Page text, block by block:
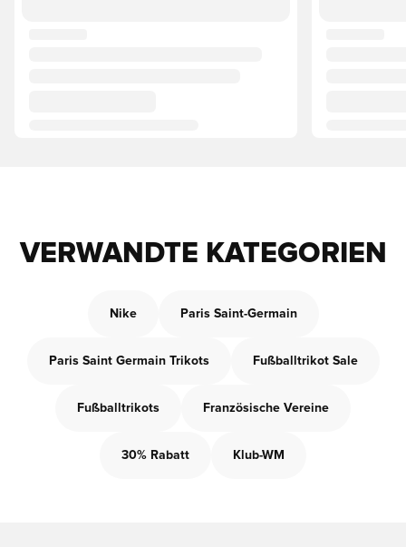
VERWANDTE KATEGORIEN
Nike Paris Saint-Germain
Paris Saint Germain Trikots Fußballtrikot Sale
Fußballtrikots Französische Vereine
30% Rabatt Klub-WM